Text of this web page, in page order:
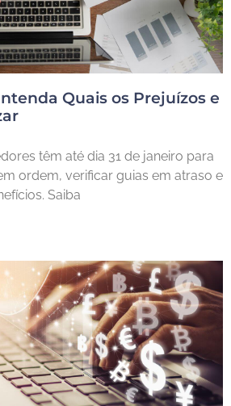
Quais os Prejuízos e
têm até dia 31 de janeiro para
ordem, verificar guias em atraso e
Saiba